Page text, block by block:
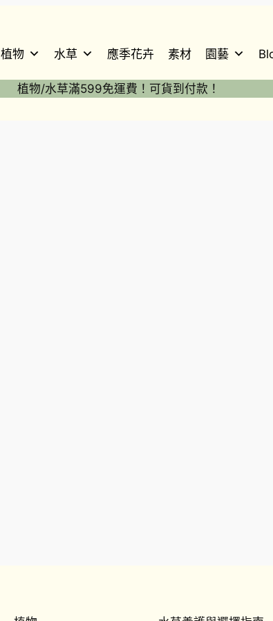
植物 水草 應季花卉 素材 園藝
植物/水草滿599免運費！可貨到付款！